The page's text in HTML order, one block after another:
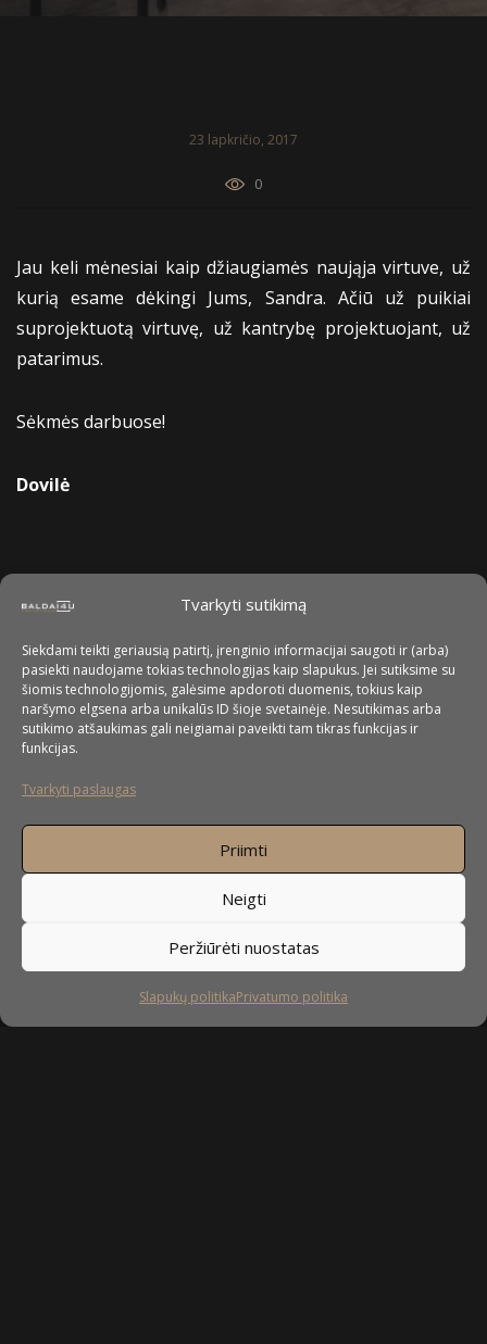
Tvarkyti sutikimą
Siekdami teikti geriausią patirtį, įrenginio informacijai saugoti ir (arba)
pasiekti naudojame tokias technologijas kaip slapukus. Jei sutiksime su
šiomis technologijomis, galėsime apdoroti duomenis, tokius kaip
naršymo elgsena arba unikalūs ID šioje svetainėje. Nesutikimas arba
sutikimo atšaukimas gali neigiamai paveikti tam tikras funkcijas ir
funkcijas.
Tvarkyti paslaugas
Priimti
Neigti
Peržiūrėti nuostatas
Slapukų politikaPrivatumo politika
23 lapkričio, 2017
0
Jau keli mėnesiai kaip džiaugiamės naująja virtuve, už
kurią esame dėkingi Jums, Sandra. Ačiū už puikiai
suprojektuotą virtuvę, už kantrybę projektuojant, už
patarimus.
Sėkmės darbuose!
Dovilė
Sekite mus